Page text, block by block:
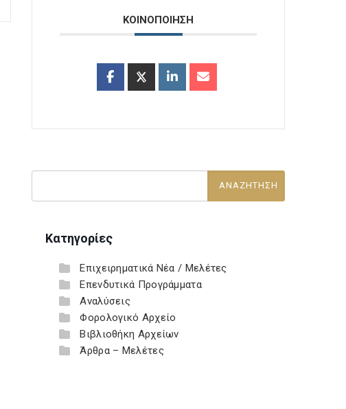
ΚΟΙΝΟΠΟΙΗΣΗ
Κατηγορίες
Επιχειρηματικά Νέα / Μελέτες
Επενδυτικά Προγράμματα
Αναλύσεις
Φορολογικό Αρχείο
Βιβλιοθήκη Αρχείων
Άρθρα – Μελέτες